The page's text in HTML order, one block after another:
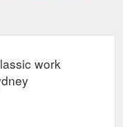
work